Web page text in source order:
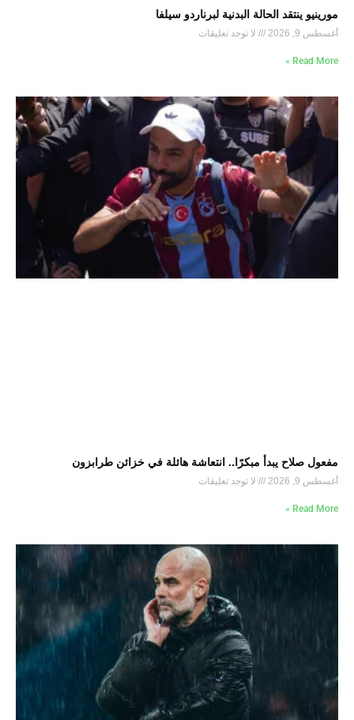
مورينيو ينتقد الحالة البدنية لبرناردو سيلفا
أغسطس 9, 2026 لا توجد تعليقات
Read More »
مفعول صلاح يبدأ مبكرًا.. انتعاشة هائلة في خزائن طرابزون
أغسطس 9, 2026 لا توجد تعليقات
Read More »